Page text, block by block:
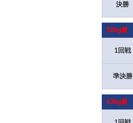
決勝
52kg級
1回戦
準決勝
63kg級